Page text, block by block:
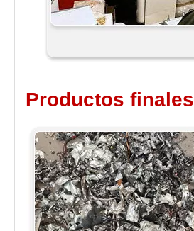
Productos finales